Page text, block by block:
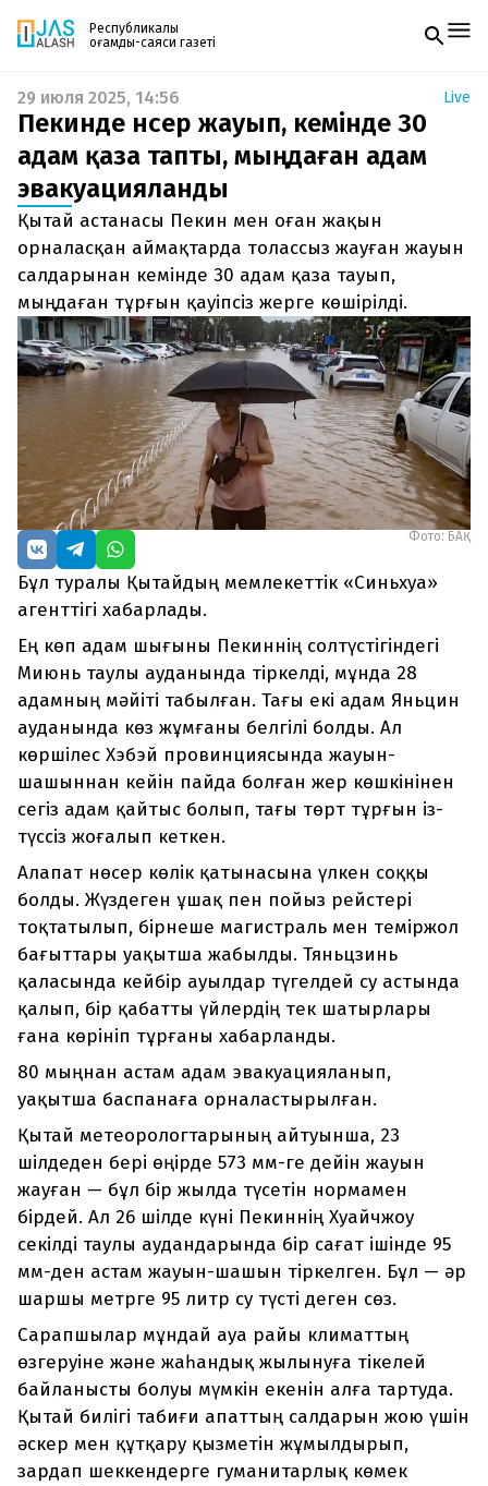
Республикалық
қоғамдық-саяси газеті
Жаңалықтар
Спорт
Live
Руханият
Аймақ
Архив
Заң және тәртіп
Редакциямен байланыс
+7 708 604 51 06
Жарнама бөлімі
+7 701 220 64 52
Пошта
zhasalash100@gmail.com
Газетке жазылу
PDF форматтағы газетті ай сайын электронды
поштаңызға алып отырыңыз. Жаңа нөмір
шыққан сәтте сізге бірден жіберіледі. Тек email
енгізіңіз, біз қалғанын өзіміз жібереміз.
29 июля 2025, 14:56 Live
Пекинде нөсер жауып, кемінде 30
адам қаза тапты, мыңдаған адам
эвакуацияланды
Қытай астанасы Пекин мен оған жақын
орналасқан аймақтарда толассыз жауған жауын
салдарынан кемінде 30 адам қаза тауып,
мыңдаған тұрғын қауіпсіз жерге көшірілді.
Фото: БАҚ
Бұл туралы Қытайдың мемлекеттік «Синьхуа»
агенттігі хабарлады.
Ең көп адам шығыны Пекиннің солтүстігіндегі
Миюнь таулы ауданында тіркелді, мұнда 28
адамның мәйіті табылған. Тағы екі адам Яньцин
ауданында көз жұмғаны белгілі болды. Ал
көршілес Хэбэй провинциясында жауын-
шашыннан кейін пайда болған жер көшкінінен
сегіз адам қайтыс болып, тағы төрт тұрғын із-
түссіз жоғалып кеткен.
Алапат нөсер көлік қатынасына үлкен соққы
болды. Жүздеген ұшақ пен пойыз рейстері
тоқтатылып, бірнеше магистраль мен теміржол
бағыттары уақытша жабылды. Тяньцзинь
қаласында кейбір ауылдар түгелдей су астында
қалып, бір қабатты үйлердің тек шатырлары
ғана көрініп тұрғаны хабарланды.
80 мыңнан астам адам эвакуацияланып,
уақытша баспанаға орналастырылған.
Қытай метеорологтарының айтуынша, 23
шілдеден бері өңірде 573 мм-ге дейін жауын
жауған — бұл бір жылда түсетін нормамен
бірдей. Ал 26 шілде күні Пекиннің Хуайчжоу
секілді таулы аудандарында бір сағат ішінде 95
мм-ден астам жауын-шашын тіркелген. Бұл — әр
шаршы метрге 95 литр су түсті деген сөз.
Сарапшылар мұндай ауа райы климаттың
өзгеруіне және жаһандық жылынуға тікелей
байланысты болуы мүмкін екенін алға тартуда.
Қытай билігі табиғи апаттың салдарын жою үшін
әскер мен құтқару қызметін жұмылдырып,
зардап шеккендерге гуманитарлық көмек